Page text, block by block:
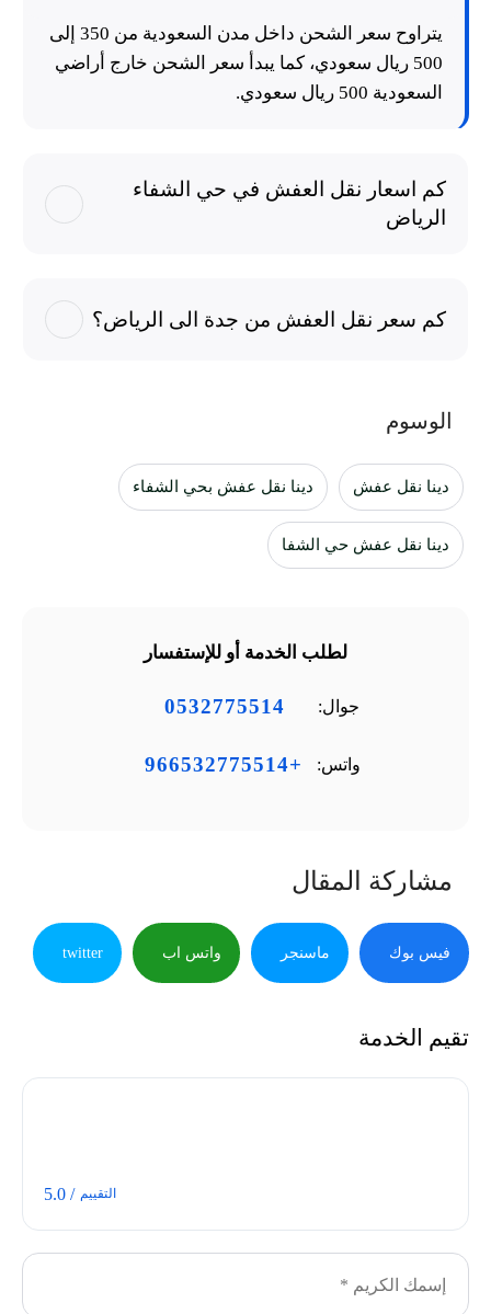
يتراوح سعر الشحن داخل مدن السعودية من 350 إلى
500 ريال سعودي، كما يبدأ سعر الشحن خارج أراضي
السعودية 500 ريال سعودي.
كم اسعار نقل العفش في حي الشفاء
الرياض
كم سعر نقل العفش من جدة الى الرياض؟
الوسوم
دينا نقل عفش دينا نقل عفش بحي الشفاء
دينا نقل عفش حي الشفا
لطلب الخدمة أو للإستفسار
جوال: 0532775514
واتس: +966532775514
مشاركة المقال
فيس بوك ماسنجر واتس اب twitter
تقيم الخدمة
التقييم / 5.0